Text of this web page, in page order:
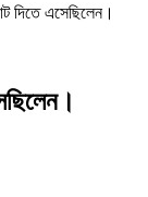
দিতে এসেছিলেন।